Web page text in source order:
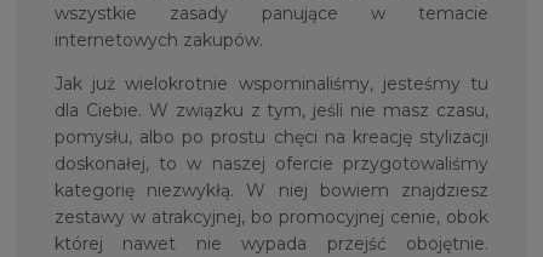
wszystkie zasady panujące w temacie
internetowych zakupów.
Jak już wielokrotnie wspominaliśmy, jesteśmy tu
dla Ciebie. W związku z tym, jeśli nie masz czasu,
pomysłu, albo po prostu chęci na kreację stylizacji
doskonałej, to w naszej ofercie przygotowaliśmy
kategorię niezwykłą. W niej bowiem znajdziesz
zestawy w atrakcyjnej, bo promocyjnej cenie, obok
której nawet nie wypada przejść obojętnie.